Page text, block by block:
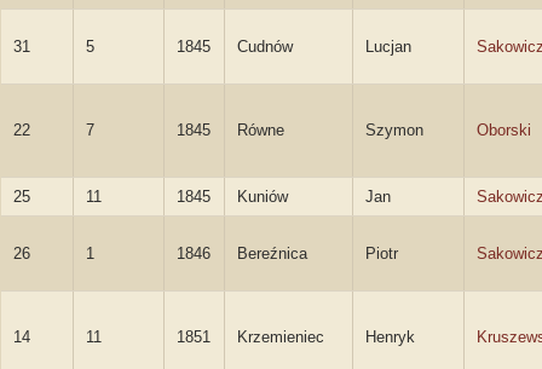
31 5 1845 Cudnów Lucjan
22 7 1845 Równe Szymon Oborski
25 11 1845 Kuniów Jan
26 1 1846 Bereźnica Piotr
14 11 1851 Krzemieniec Henryk